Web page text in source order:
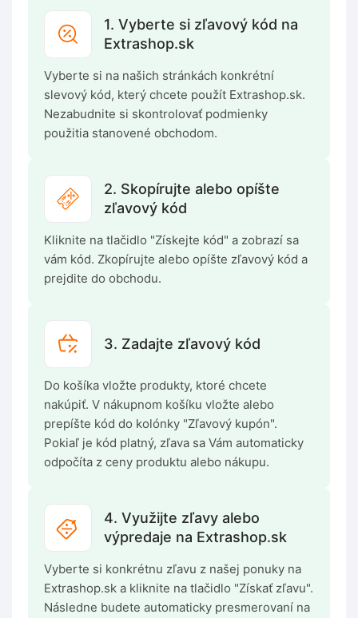
1. Vyberte si zľavový kód na
Extrashop.sk
Vyberte si na našich stránkách konkrétní
slevový kód, který chcete použít Extrashop.sk.
Nezabudnite si skontrolovať podmienky
použitia stanovené obchodom.
2. Skopírujte alebo opíšte
zľavový kód
Kliknite na tlačidlo "Získejte kód" a zobrazí sa
vám kód. Zkopírujte alebo opíšte zľavový kód a
prejdite do obchodu.
3. Zadajte zľavový kód
Do košíka vložte produkty, ktoré chcete
nakúpiť. V nákupnom košíku vložte alebo
prepíšte kód do kolónky "Zľavový kupón".
Pokiaľ je kód platný, zľava sa Vám automaticky
odpočíta z ceny produktu alebo nákupu.
4. Využijte zľavy alebo
výpredaje na Extrashop.sk
Vyberte si konkrétnu zľavu z našej ponuky na
Extrashop.sk a kliknite na tlačidlo "Získať zľavu".
Následne budete automaticky presmerovaní na